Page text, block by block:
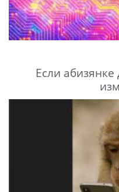
Если